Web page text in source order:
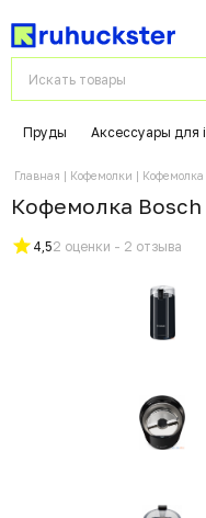
Пруды Аксессуары для
Главная Кофемолки Кофемолка
Кофемолка Bosch
4,52 оценки - 2 отзыва